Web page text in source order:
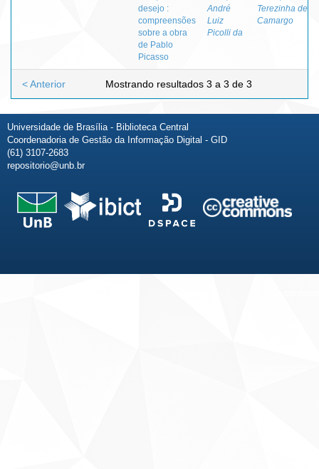
desejo :
compreensões
sobre a obra
de Pablo
Picasso
André
Luiz
Picolli da
Terezinha de
Camargo
Mostrando resultados 3 a 3 de 3
< Anterior
Universidade de Brasília - Biblioteca Central
Coordenadoria de Gestão da Informação Digital - GID
(61) 3107-2683
repositorio@unb.br